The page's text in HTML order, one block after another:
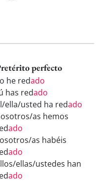
perfecto
he redado
has redado
ella/usted ha redado
as hemos
ado
as habéis
ado
ellas/ustedes han
ado